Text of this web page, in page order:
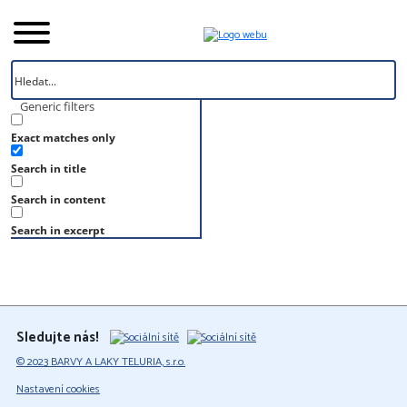
Generic filters
Exact matches only
Search in title
Search in content
Search in excerpt
Úvod
Vzorník
S 1015-Y90R
S 1015-Y90R
Sledujte nás!
© 2023 BARVY A LAKY TELURIA, s.r.o.
Nastavení cookies